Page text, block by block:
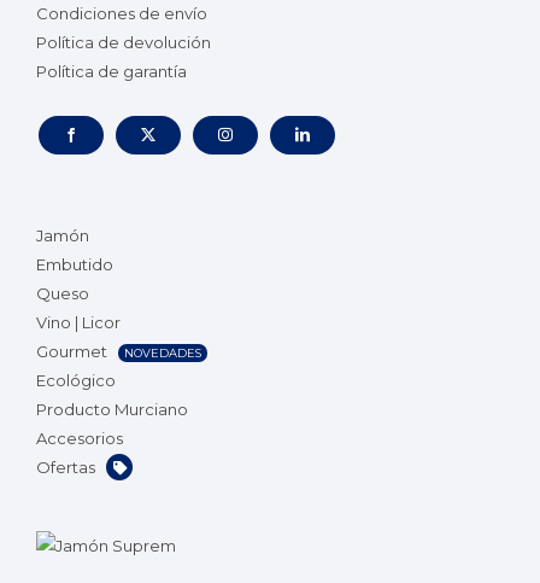
Condiciones de envío
Política de devolución
Política de garantía
Jamón
Embutido
Queso
Vino | Licor
Gourmet
NOVEDADES
Ecológico
Producto Murciano
Accesorios
Ofertas